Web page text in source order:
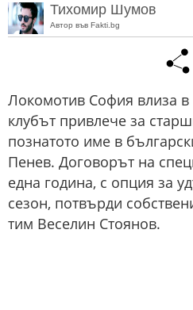
Тихомир Шумов
Автор във Fakti.bg
Локомотив София влиза в
клубът привлече за
познатото име в
Пенев. Договорът на
една година, с опция за
сезон, потвърди
тим Веселин Стоянов.